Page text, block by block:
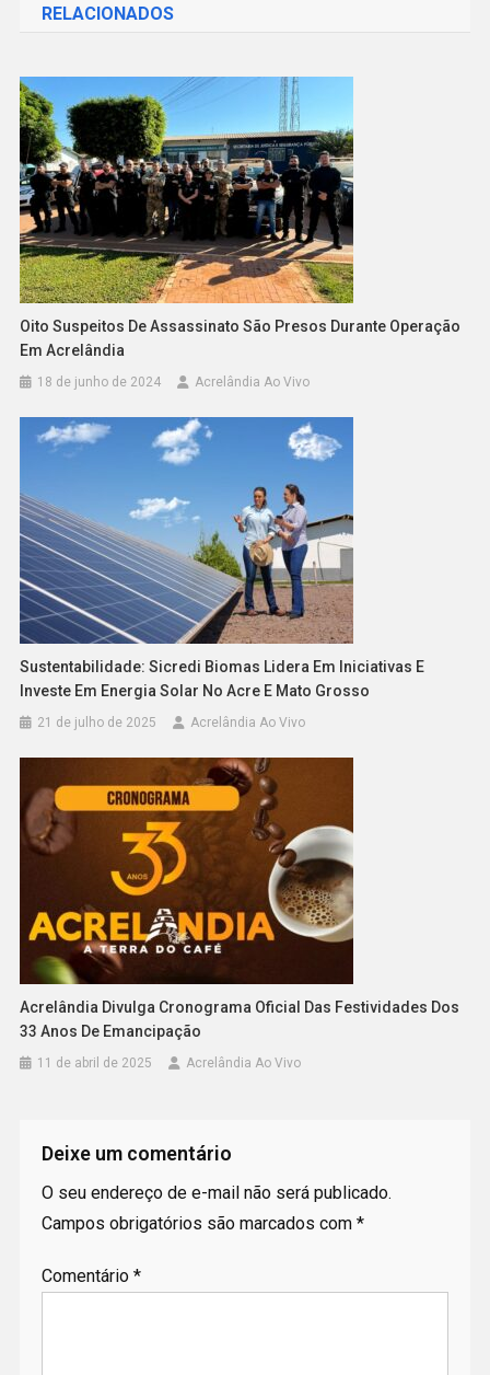
RELACIONADOS
Oito Suspeitos De Assassinato São Presos Durante Operação
Em Acrelândia
18 de junho de 2024 Acrelândia Ao Vivo
Sustentabilidade: Sicredi Biomas Lidera Em Iniciativas E
Investe Em Energia Solar No Acre E Mato Grosso
21 de julho de 2025 Acrelândia Ao Vivo
Acrelândia Divulga Cronograma Oficial Das Festividades Dos
33 Anos De Emancipação
11 de abril de 2025 Acrelândia Ao Vivo
Deixe um comentário
O seu endereço de e-mail não será publicado.
Campos obrigatórios são marcados com *
Comentário *